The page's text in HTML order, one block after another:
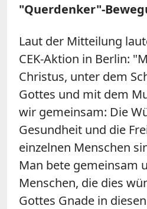
"Querdenker"-
Laut der Mitteilung
CEK-Aktion in Berlin:
Christus, unter dem
Gottes und mit dem
wir gemeinsam: Die
Gesundheit und die
einzelnen Menschen
Man bete gemeinsam
Menschen, die dies
Gottes Gnade in